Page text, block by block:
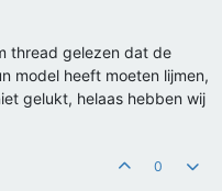
thread gelezen dat de
model heeft moeten lijmen,
gelukt, helaas hebben wij
0